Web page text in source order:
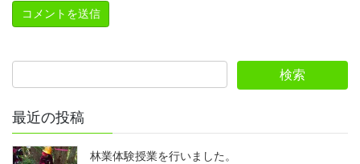
最近の投稿
林業体験授業を行いました。